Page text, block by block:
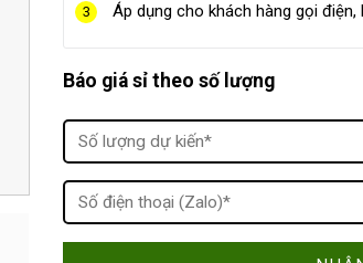
3 Áp dụng cho khách hàng gọi
Báo giá sỉ theo số lượng